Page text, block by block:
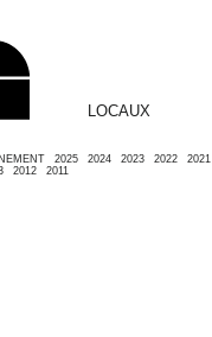
2025 2024 2023 2022 2021
2012 2011
LOCAUX